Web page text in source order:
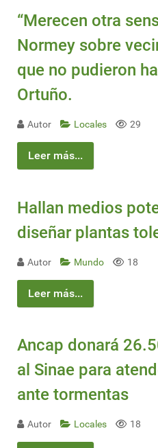
“Merecen otra
Normey sobre
que no pudieron
Ortuño.
Autor Locales 29
Leer más...
Hallan medios
diseñar plantas
Autor Mundo 18
Leer más...
Ancap donará
al Sinae para
ante tormentas
Autor Locales 18